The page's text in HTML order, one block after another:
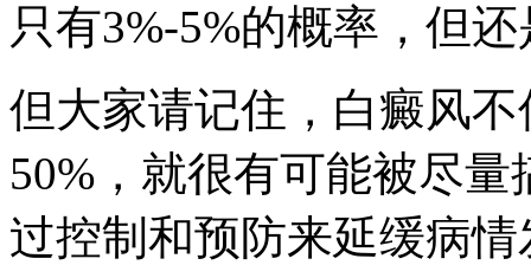
只有3%-5%的概率，但
但大家请记住，白癜风
50%，就很有可能被尽
过控制和预防来延缓病